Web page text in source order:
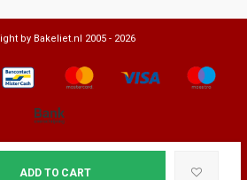
ADD TO CART
by Bakeliet.nl 2005 - 2026